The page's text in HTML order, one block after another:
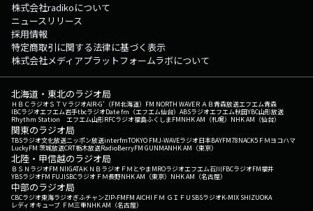
株式会社radikoについて
ニュースリリース
採用情報
特定商取引に関する法律に基づく表示
株式会社メディアプラットフォームラボについて
北海道・東北のラジオ局
ＨＢＣラジオＳＴＶラジオAIR-G'（FM北海道） FM NORTH WAVEＲＡＢ青森放送エフエム青森
IBCラジオエフエム岩手tbcラジオDate fm（エフエム仙台） ABSラジオエフエム秋田YBC山形放送
Rhythm Station エフエム山形RFCラジオ福島ふくしまFMNHK AM（札幌） NHK AM（仙台）
関東のラジオ局
TBSラジオ文化放送ニッポン放送interfmTOKYO FMJ-WAVEラジオ日本BAYFM78NACK5 ＦＭヨコハマ
LuckyFM 茨城放送CRT栃木放送RadioBerryFM GUNMANHK AM（東京）
北陸・甲信越のラジオ局
ＢＳＮラジオFM NIIGATAＫＮＢラジオ ＦＭとやまMROラジオエフエム石川FBCラジオFM福井
YBSラジオFM FUJISBCラジオ ＦＭ長野NHK AM（東京） NHK AM（名古屋）
中部のラジオ局
CBCラジオ東海ラジオぎふチャンZIP-FMFM AICHI ＦＭ ＧＩＦＵ SBSラジオK-MIX SHIZUOKA
レディオキューブ ＦＭ三重NHK AM（名古屋）